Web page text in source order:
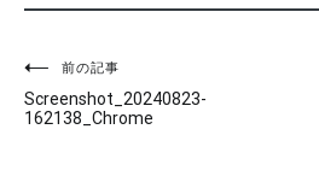
投
稿
前の記事
Screenshot_20240823-
162138_Chrome